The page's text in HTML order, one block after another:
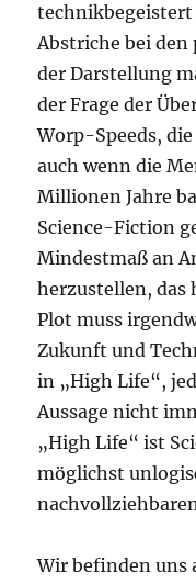
technikbegeistert
Abstriche bei
der Darstellung
der Frage der
Worp-Speeds,
auch wenn die
Millionen Jahre
Science-Fiction
Mindestmaß an
herzustellen, das
Plot muss
Zukunft und
in „High Life“,
Aussage nicht
„High Life“ ist
möglichst
Wir befinden uns